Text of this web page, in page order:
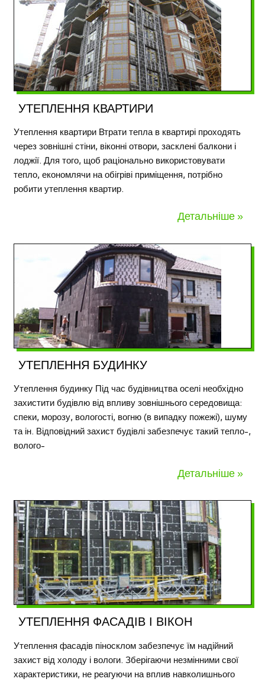
УТЕПЛЕННЯ КВАРТИРИ
Утеплення квартири Втрати тепла в квартирі проходять
через зовнішні стіни, віконні отвори, засклені балкони і
лоджії. Для того, щоб раціонально використовувати
тепло, економлячи на обігріві приміщення, потрібно
робити утеплення квартир.
Детальніше »
УТЕПЛЕННЯ БУДИНКУ
Утеплення будинку Під час будівництва оселі необхідно
захистити будівлю від впливу зовнішнього середовища:
спеки, морозу, вологості, вогню (в випадку пожежі), шуму
та ін. Відповідний захист будівлі забезпечує такий тепло-,
волого-
Детальніше »
УТЕПЛЕННЯ ФАСАДІВ І ВІКОН
Утеплення фасадів піносклом забезпечує їм надійний
захист від холоду і вологи. Зберігаючи незмінними свої
характеристики, не реагуючи на вплив навколишнього